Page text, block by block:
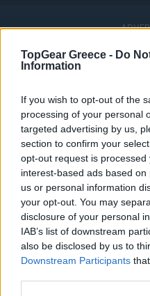
TopGear Greece - Do
Information
If you wish to opt-out of the
processing of your personal
targeted advertising by us,
section to confirm your
opt-out request is
interest-based ads based
us or personal information
your opt-out. You may
disclosure of your personal
IAB’s list of downstream
also be disclosed by us to
Downstream Participants